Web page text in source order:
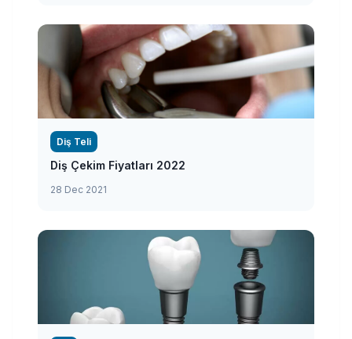
Diş Teli
Diş Çekim Fiyatları 2022
28 Dec 2021